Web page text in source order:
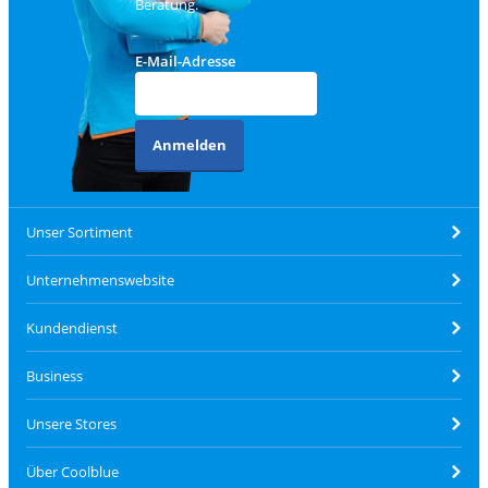
Beratung.
E-Mail-Adresse
Anmelden
Unser Sortiment
Unternehmenswebsite
Kundendienst
Business
Unsere Stores
Über Coolblue